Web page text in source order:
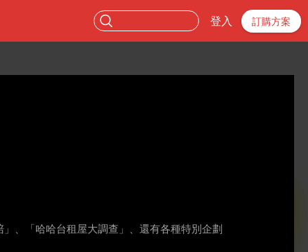
登入 訂購方案
、「哈哈台租屋大調查」、還有各種特別企劃